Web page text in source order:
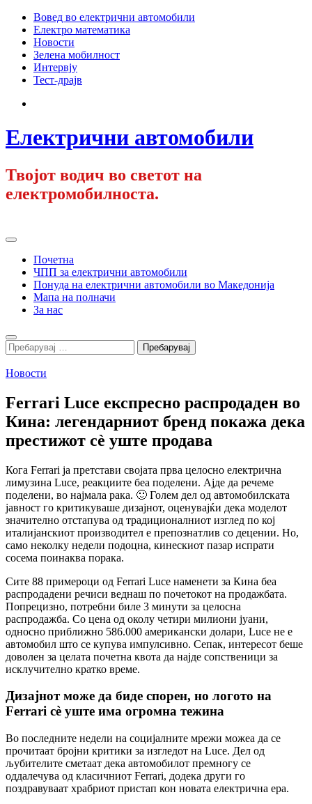
Skip
content
Вовед во електрични автомобили
Електро математика
Новости
Зелена мобилност
Интервју
Тест-драјв
Електрични автомобили
Твојот водич во светот на
електромобилноста.
Primary
Почетна
ЧПП за електрични автомобили
Понуда на електрични автомобили во Македонија
Мапа на полначи
За нас
Search
Пребарувај
за:
Новости
Ferrari Luce експресно распродаден во
Кина: легендарниот бренд покажа дека
престижот сè уште продава
Кога Ferrari ја претстави својата прва целосно електрична
лимузина Luce, реакциите беа поделени. Ајде да речеме
поделени, во најмала рака. 🙂 Голем дел од автомобилската
јавност го критикуваше дизајнот, оценувајќи дека моделот
значително отстапува од традиционалниот изглед по кој
италијанскиот производител е препознатлив со децении. Но,
само неколку недели подоцна, кинескиот пазар испрати
сосема поинаква порака.
Сите 88 примероци од Ferrari Luce наменети за Кина беа
распродадени речиси веднаш по почетокот на продажбата.
Попрецизно, потребни биле 3 минути за целосна
распродажба. Со цена од околу четири милиони јуани,
односно приближно 586.000 американски долари, Luce не е
автомобил што се купува импулсивно. Сепак, интересот беше
доволен за целата почетна квота да најде сопственици за
исклучително кратко време.
Дизајнот може да биде спорен, но логото на
Ferrari сè уште има огромна тежина
Во последните недели на социјалните мрежи можеа да се
прочитаат бројни критики за изгледот на Luce. Дел од
љубителите сметаат дека автомобилот премногу се
оддалечува од класичниот Ferrari, додека други го
поздравуваат храбриот пристап кон новата електрична ера.